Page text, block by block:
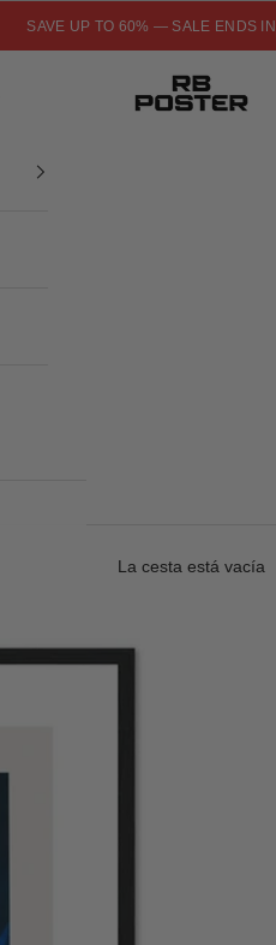
SAVE UP TO 60% — SALE ENDS IN
RB POSTER
La cesta está vacía